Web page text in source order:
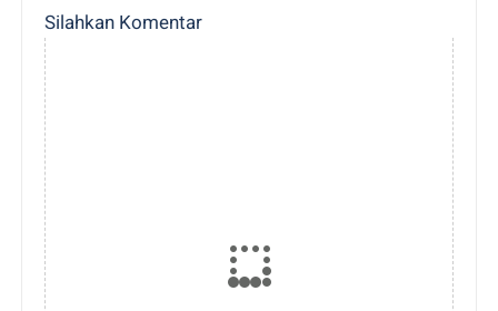
Silahkan Komentar